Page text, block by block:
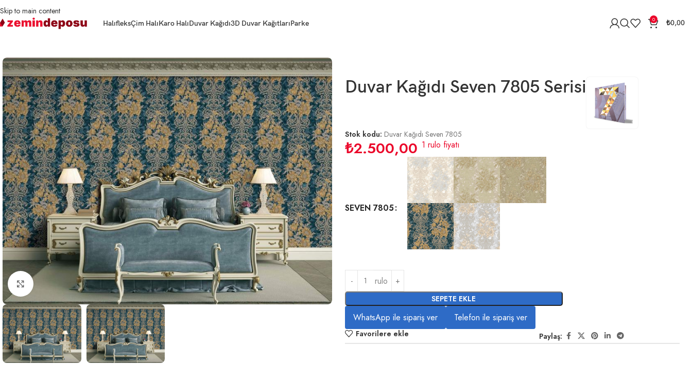
Skip to main content
HalıfleksÇim HalıKaro HalıDuvar Kağıdı3D Duvar KağıtlarıParke 0 ₺0,00
Büyütmek için tıklayın
Duvar Kağıdı Seven 7805 Serisi
Stok kodu: Duvar Kağıdı Seven 7805
₺2.500,00 1 rulo fiyatı
SEVEN 7805
rulo
SEPETE EKLE
WhatsApp ile sipariş ver Telefon ile sipariş ver
Favorilere ekle Paylaş: